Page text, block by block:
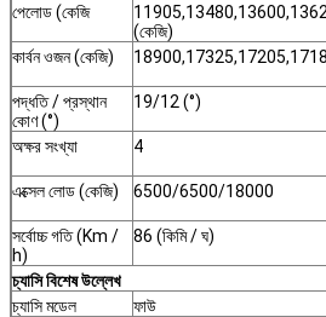
পেলোড (কেজি
(কেজি)
কার্বন ওজন (কেজি)
পদ্ধতি / প্রস্থান
কোণ (°)
19/12 (°)
অক্ষর সংখ্যা 4
এক্সেল লোড (কেজি) 6500/6500/18000
সর্বোচ্চ গতি (Km /
h)
86 (কিমি / ঘ)
চ্যাসি বিশেষ উল্লেখ
চ্যাসি মডেল
ফাউ